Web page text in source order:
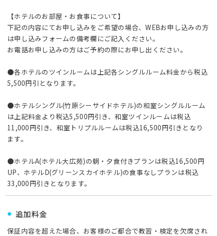
【ホテルのお部屋・お食事について】
下記の内容にてお申し込みをご希望の場合、WEBお申し込みの方
は申し込みフォームの備考欄にご記入ください。
お電話お申し込みの方はご予約の際にお申し出ください。
●各ホテルのツインルームは上記各シングルルーム料金から税込
5,500円引となります。
●ホテルシングル(竹原シーサイドホテル)の和室シングルルーム
は上記料金より税込5,500円引き、和室ツインルームは税込
11,000円引き、和室トリプルルームは税込16,500円引きとなり
ます。
●ホテルA(ホテル大広苑)の朝・夕食付きプランは税込16,500円
UP、ホテルD(グリーンスカイホテル)の食事なしプランは税込
33,000円引きとなります。
追加料金
保証内容を超えた場合、お客様のご都合で教習・検定を欠席され